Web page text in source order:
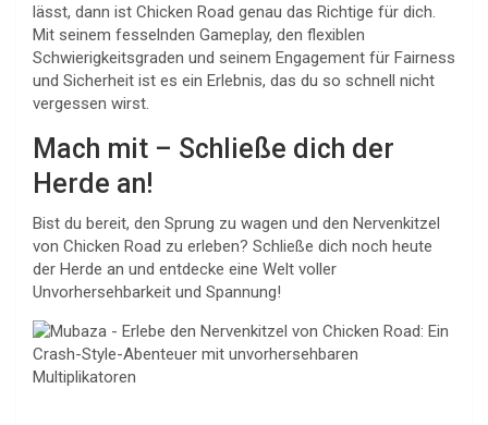
lässt, dann ist Chicken Road genau das Richtige für dich.
Mit seinem fesselnden Gameplay, den flexiblen
Schwierigkeitsgraden und seinem Engagement für Fairness
und Sicherheit ist es ein Erlebnis, das du so schnell nicht
vergessen wirst.
Mach mit – Schließe dich der
Herde an!
Bist du bereit, den Sprung zu wagen und den Nervenkitzel
von Chicken Road zu erleben? Schließe dich noch heute
der Herde an und entdecke eine Welt voller
Unvorhersehbarkeit und Spannung!